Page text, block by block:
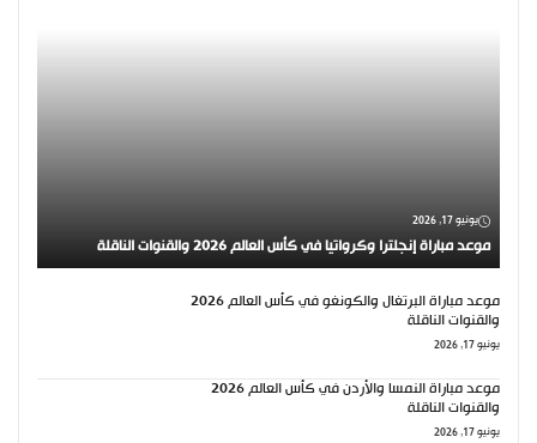
يونيو 17, 2026
موعد مباراة إنجلترا وكرواتيا في كأس العالم 2026 والقنوات الناقلة
موعد مباراة البرتغال والكونغو في كأس العالم 2026
والقنوات الناقلة
يونيو 17, 2026
موعد مباراة النمسا والأردن في كأس العالم 2026
والقنوات الناقلة
يونيو 17, 2026